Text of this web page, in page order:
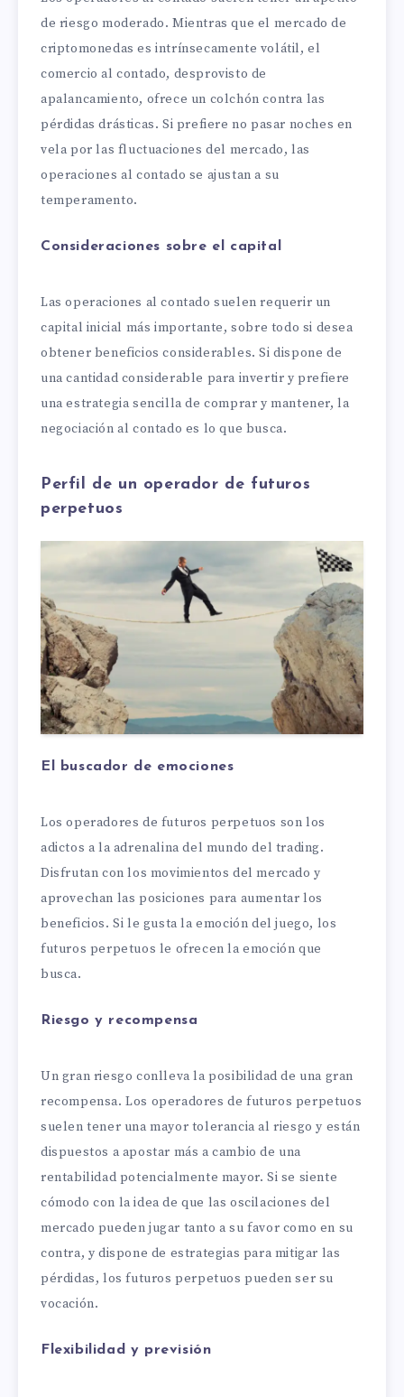
de riesgo moderado. Mientras que el mercado de
criptomonedas es intrínsecamente volátil, el
comercio al contado, desprovisto de
apalancamiento, ofrece un colchón contra las
pérdidas drásticas. Si prefiere no pasar noches en
vela por las fluctuaciones del mercado, las
operaciones al contado se ajustan a su
temperamento.
Consideraciones sobre el capital
Las operaciones al contado suelen requerir un
capital inicial más importante, sobre todo si desea
obtener beneficios considerables. Si dispone de
una cantidad considerable para invertir y prefiere
una estrategia sencilla de comprar y mantener, la
negociación al contado es lo que busca.
Perfil de un operador de futuros
perpetuos
El buscador de emociones
Los operadores de futuros perpetuos son los
adictos a la adrenalina del mundo del trading.
Disfrutan con los movimientos del mercado y
aprovechan las posiciones para aumentar los
beneficios. Si le gusta la emoción del juego, los
futuros perpetuos le ofrecen la emoción que
busca.
Riesgo y recompensa
Un gran riesgo conlleva la posibilidad de una gran
recompensa. Los operadores de futuros perpetuos
suelen tener una mayor tolerancia al riesgo y están
dispuestos a apostar más a cambio de una
rentabilidad potencialmente mayor. Si se siente
cómodo con la idea de que las oscilaciones del
mercado pueden jugar tanto a su favor como en su
contra, y dispone de estrategias para mitigar las
pérdidas, los futuros perpetuos pueden ser su
vocación.
Flexibilidad y previsión